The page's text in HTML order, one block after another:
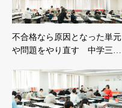
不合格なら原因となった単元
や問題をやり直す 中学三…